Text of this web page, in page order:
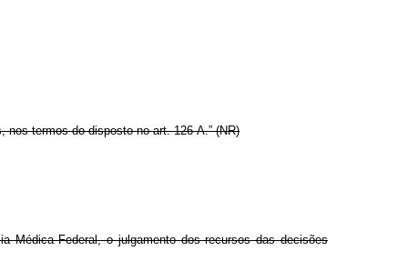
nos termos do disposto no art. 126-A.” (NR)
Médica Federal, o julgamento dos recursos das decisões